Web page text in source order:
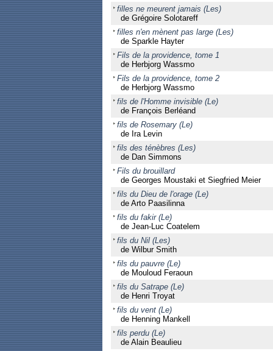
filles ne meurent jamais (Les)
de Grégoire Solotareff
filles n'en mènent pas large (Les)
de Sparkle Hayter
Fils de la providence, tome 1
de Herbjorg Wassmo
Fils de la providence, tome 2
de Herbjorg Wassmo
fils de l'Homme invisible (Le)
de François Berléand
fils de Rosemary (Le)
de Ira Levin
fils des ténèbres (Les)
de Dan Simmons
Fils du brouillard
de Georges Moustaki et Siegfried Meier
fils du Dieu de l'orage (Le)
de Arto Paasilinna
fils du fakir (Le)
de Jean-Luc Coatelem
fils du Nil (Les)
de Wilbur Smith
fils du pauvre (Le)
de Mouloud Feraoun
fils du Satrape (Le)
de Henri Troyat
fils du vent (Le)
de Henning Mankell
fils perdu (Le)
de Alain Beaulieu